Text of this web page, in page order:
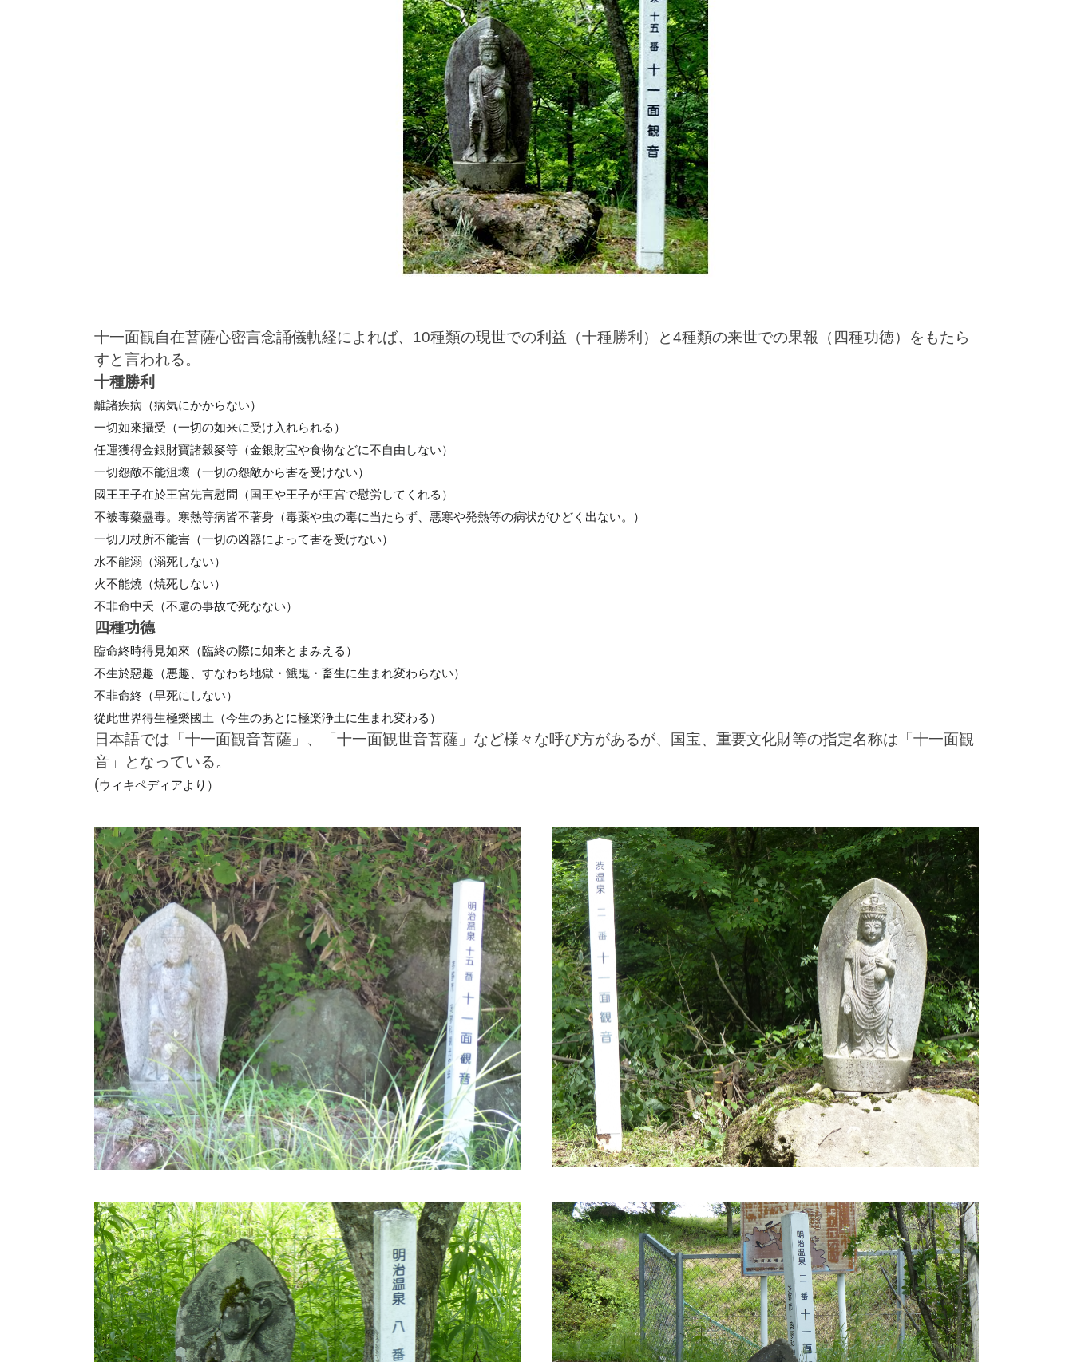
十一面観自在菩薩心密言念誦儀軌経によれば、10種類の現世での利益（十種勝利）と4種類の来世での果報（四種功徳）をもたら
すと言われる。
十種勝利
離諸疾病（病気にかからない）
一切如來攝受（一切の如来に受け入れられる）
任運獲得金銀財寶諸穀麥等（金銀財宝や食物などに不自由しない）
一切怨敵不能沮壞（一切の怨敵から害を受けない）
國王王子在於王宮先言慰問（国王や王子が王宮で慰労してくれる）
不被毒藥蠱毒。寒熱等病皆不著身（毒薬や虫の毒に当たらず、悪寒や発熱等の病状がひどく出ない。）
一切刀杖所不能害（一切の凶器によって害を受けない）
水不能溺（溺死しない）
火不能燒（焼死しない）
不非命中夭（不慮の事故で死なない）
四種功德
臨命終時得見如來（臨終の際に如来とまみえる）
不生於惡趣（悪趣 、すなわち地獄・餓鬼・畜生に生まれ変わらない）
不非命終（早死にしない）
從此世界得生極樂國土（今生のあとに極楽浄土に生まれ変わる）
日本語では「十一面観音菩薩」、「十一面観世音菩薩」など様々な呼び方があるが、国宝、重要文化財等の指定名称は「十一面観
音」となっている。
(ウィキペディアより）